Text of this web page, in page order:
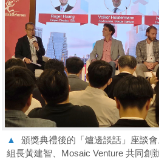
▲
頒獎典禮後的「爐邊談話」座談
組長黃建智、Mosaic Venture 共同創